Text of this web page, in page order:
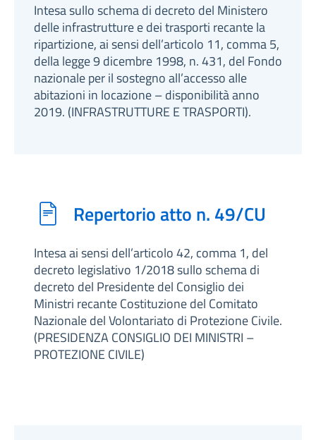
Intesa sullo schema di decreto del Ministero
delle infrastrutture e dei trasporti recante la
ripartizione, ai sensi dell’articolo 11, comma 5,
della legge 9 dicembre 1998, n. 431, del Fondo
nazionale per il sostegno all’accesso alle
abitazioni in locazione – disponibilità anno
2019. (INFRASTRUTTURE E TRASPORTI).
Repertorio atto n. 49/CU
Intesa ai sensi dell’articolo 42, comma 1, del
decreto legislativo 1/2018 sullo schema di
decreto del Presidente del Consiglio dei
Ministri recante Costituzione del Comitato
Nazionale del Volontariato di Protezione Civile.
(PRESIDENZA CONSIGLIO DEI MINISTRI –
PROTEZIONE CIVILE)